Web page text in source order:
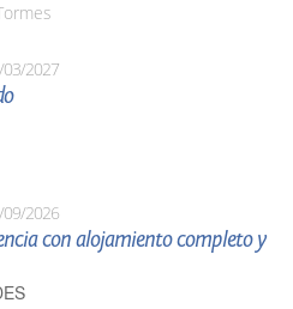
03/2027
09/2026
con alojamiento completo y